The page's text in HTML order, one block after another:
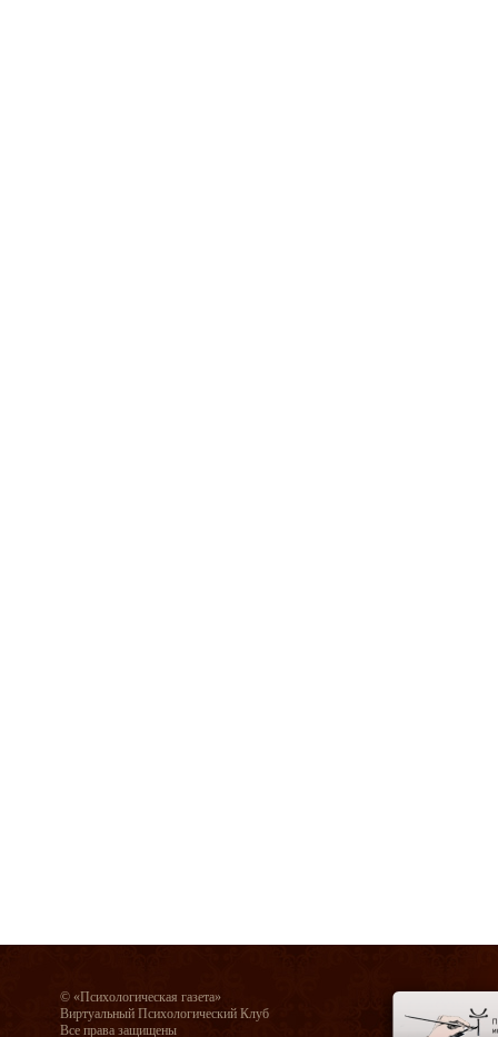
© «Психологическая газета»
Виртуальный Психологический Клуб
Все права защищены